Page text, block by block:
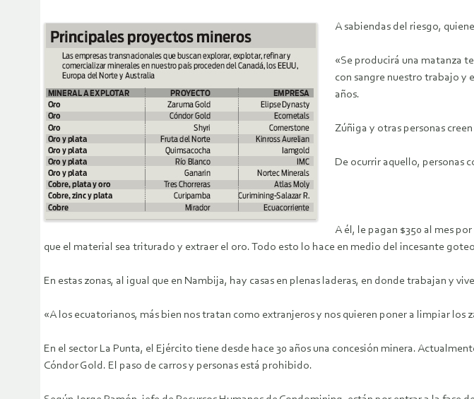
A sabiendas del riesgo,
«Se producirá una matanza
con sangre nuestro trabajo y
años.
Zúñiga y otras personas
De ocurrir aquello, personas
A él, le pagan $350 al mes
que el material sea triturado y extraer el oro. Todo esto lo hace en medio del incesante
En estas zonas, al igual que en Nambija, hay casas en plenas laderas, en donde trabajan y
«A los ecuatorianos, más bien nos tratan como extranjeros y nos quieren poner a limpiar
En el sector La Punta, el Ejército tiene desde hace 30 años una concesión minera.
Cóndor Gold. El paso de carros y personas está prohibido.